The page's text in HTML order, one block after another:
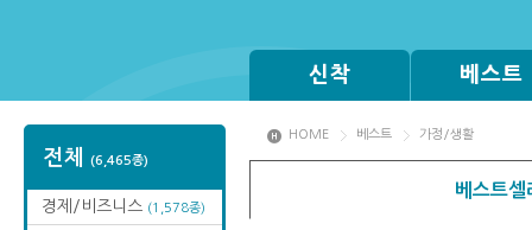
신착 베스트
전체 (6,465종)
경제/비즈니스 (1,578종)
HOME 베스트 가정/생활
베스트